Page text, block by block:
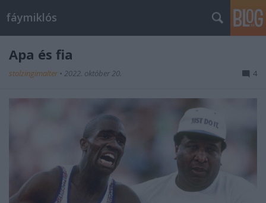
fáymiklós
Apa és fia
stolzingimalter • 2022. október 20. 4